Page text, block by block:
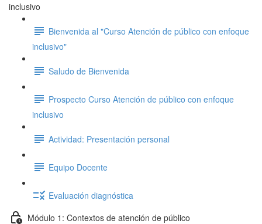
inclusivo
Bienvenida al "Curso Atención de público con enfoque
inclusivo"
Saludo de Bienvenida
Prospecto Curso Atención de público con enfoque
inclusivo
Actividad: Presentación personal
Equipo Docente
Evaluación diagnóstica
Módulo 1: Contextos de atención de público